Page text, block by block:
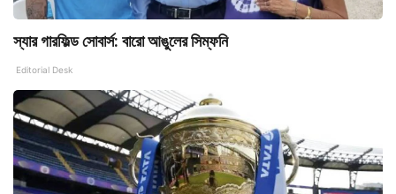
স্যার গারফিল্ড সোবার্স: বারো আঙুলের সিম্ফনি
Editorial Desk